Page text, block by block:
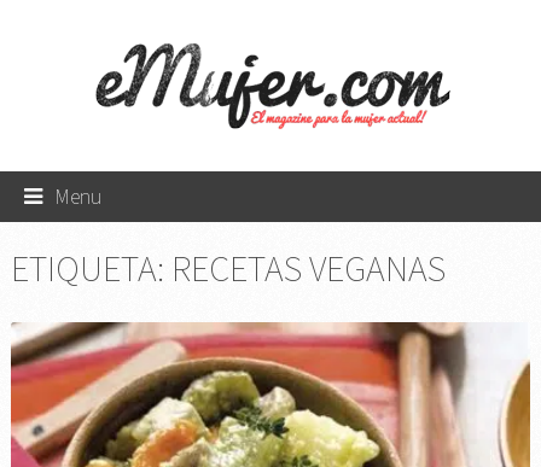
Menu
ETIQUETA: RECETAS VEGANAS